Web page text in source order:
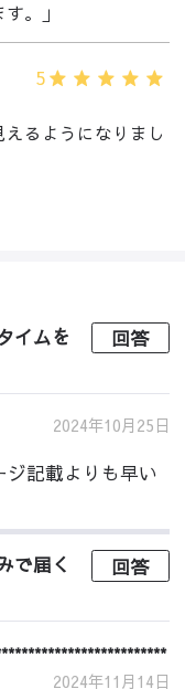
。」
5
えるようになりまし
イムを
回答
2024年10月25日
記載よりも早い
で届く
回答
2024年11月14日